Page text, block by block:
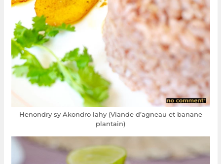
Henondry sy Akondro lahy (Viande d’agneau et banane
plantain)